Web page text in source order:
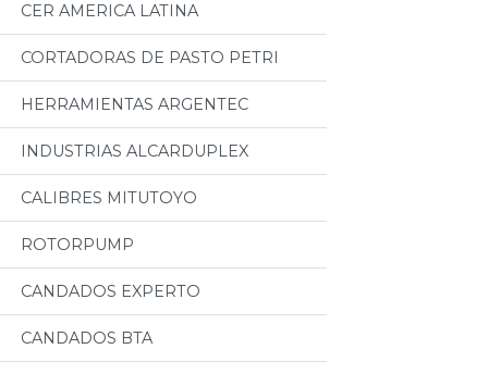
CER AMERICA LATINA
CORTADORAS DE PASTO PETRI
HERRAMIENTAS ARGENTEC
INDUSTRIAS ALCARDUPLEX
CALIBRES MITUTOYO
ROTORPUMP
CANDADOS EXPERTO
CANDADOS BTA